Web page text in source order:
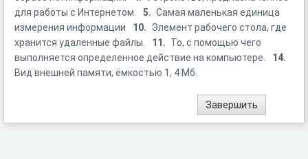
для работы с Интернетом.
5. Самая маленькая единица
измерения информации
10. Элемент рабочего стола, где
хранится удаленные файлы.
11. То, с помощью чего
выполняется определенное действие на компьютере.
14.
Вид внешней памяти, ёмкостью 1, 4 Мб.